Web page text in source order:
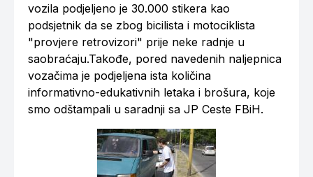
vozila podjeljeno je 30.000 stikera kao
podsjetnik da se zbog bicilista i motociklista
"provjere retrovizori" prije neke radnje u
saobraćaju.Takođe, pored navedenih naljepnica
vozačima je podjeljena ista količina
informativno-edukativnih letaka i brošura, koje
smo odštampali u saradnji sa JP Ceste FBiH.